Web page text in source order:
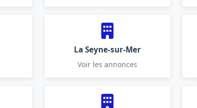
La Seyne-sur-Mer
Voir les annonces